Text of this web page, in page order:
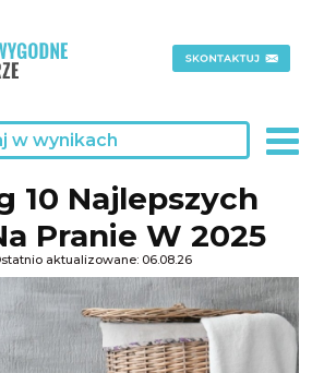
10 Najlepszych
Pranie W 2025
aktualizowane: 06.08.26